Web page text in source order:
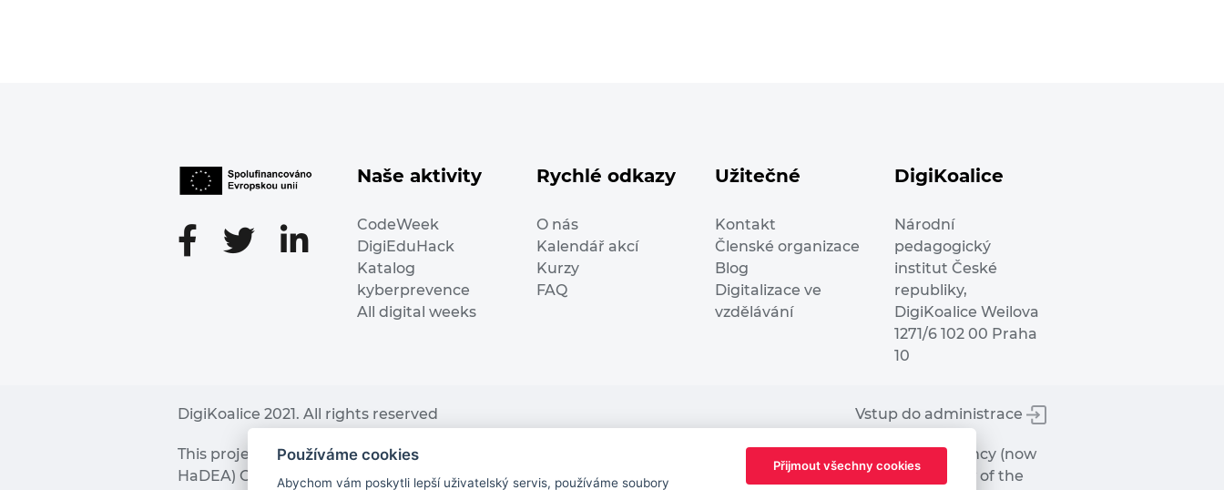
Naše aktivity
CodeWeek
DigiEduHack
Katalog
kyberprevence
All digital weeks
Rychlé odkazy
O nás
Kalendář akcí
Kurzy
FAQ
Užitečné
Kontakt
Členské organizace
Blog
Digitalizace ve
vzdělávání
DigiKoalice
Národní
pedagogický
institut České
republiky,
DigiKoalice Weilova
1271/6 102 00 Praha
10
DigiKoalice 2021. All rights reserved Vstup do administrace
This project has received funding from the European Commission Innovation and Networks Executive Agency (now
HaDEA) CEF TELECOM Calls 2019. This website reflects only the author’s view. It does not represent the view of the
Používáme cookies
Abychom vám poskytli lepší uživatelský servis, používáme soubory
Přijmout všechny cookies